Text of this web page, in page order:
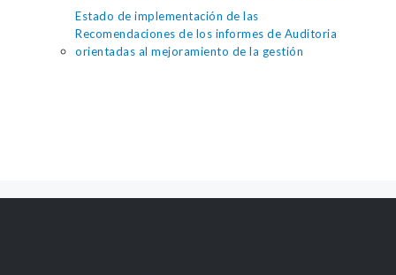
Estado de implementación de las
Recomendaciones de los informes de Auditoria
orientadas al mejoramiento de la gestión